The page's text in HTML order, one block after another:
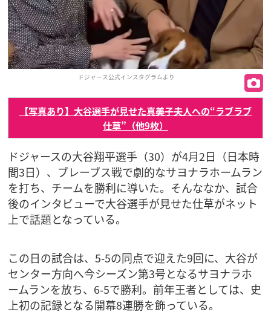
ドジャース公式インスタグラムより
【写真あり】大谷選手が見せた真美子夫人への“ラブラブ
仕草”（他9枚）
ドジャースの大谷翔平選手（30）が4月2日（日本時
間3日）、ブレーブス戦で劇的なサヨナラホームラン
を打ち、チームを勝利に導いた。そんななか、試合
後のインタビューで大谷選手が見せた仕草がネット
上で話題となっている。
この日の試合は、5-5の同点で迎えた9回に、大谷が
センター方向へ今シーズン第3号となるサヨナラホ
ームランを放ち、6-5で勝利。前年王者としては、史
上初の記録となる開幕8連勝を飾っている。